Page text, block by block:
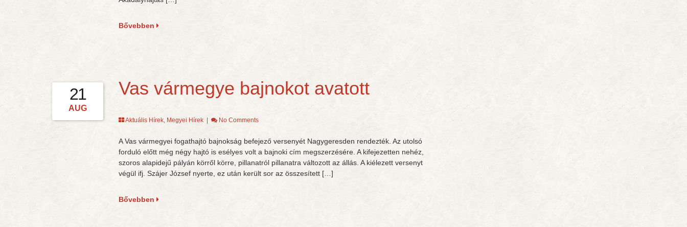
Bővebben
21
AUG
Vas vármegye bajnokot avatott
Aktuális Hírek, Megyei Hírek| No Comments
A Vas vármegyei fogathajtó bajnokság befejező versenyét Nagygeresden rendezték. Az utolsó
forduló előtt még négy hajtó is esélyes volt a bajnoki cím megszerzésére. A kifejezetten nehéz,
szoros alapidejű pályán körről körre, pillanatról pillanatra változott az állás. A kiélezett versenyt
végül ifj. Szájer József nyerte, ez után került sor az összesített […]
Bővebben